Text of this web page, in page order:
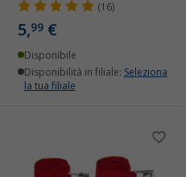
(16)
5,99 €
Disponibile
Disponibilità in filiale: Seleziona
la tua filiale